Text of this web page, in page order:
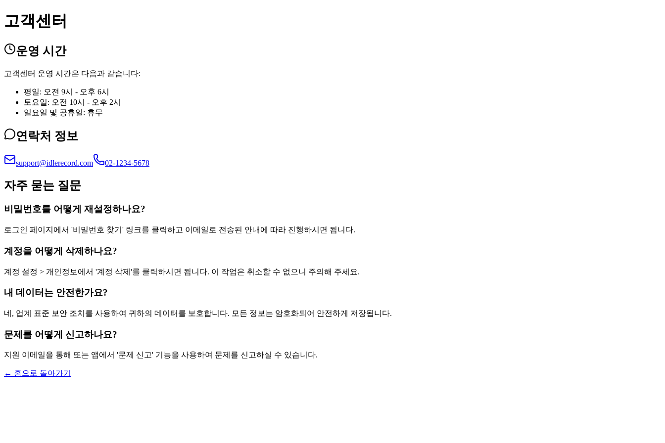
고객센터
운영 시간
고객센터 운영 시간은 다음과 같습니다:
평일: 오전 9시 - 오후 6시
토요일: 오전 10시 - 오후 2시
일요일 및 공휴일: 휴무
연락처 정보
support@idlerecord.com 02-1234-5678
자주 묻는 질문
비밀번호를 어떻게 재설정하나요?
로그인 페이지에서 '비밀번호 찾기' 링크를 클릭하고 이메일로 전송된 안내에 따라 진행하시면 됩니다.
계정을 어떻게 삭제하나요?
계정 설정 > 개인정보에서 '계정 삭제'를 클릭하시면 됩니다. 이 작업은 취소할 수 없으니 주의해 주세요.
내 데이터는 안전한가요?
네, 업계 표준 보안 조치를 사용하여 귀하의 데이터를 보호합니다. 모든 정보는 암호화되어 안전하게 저장됩니다.
문제를 어떻게 신고하나요?
지원 이메일을 통해 또는 앱에서 '문제 신고' 기능을 사용하여 문제를 신고하실 수 있습니다.
← 홈으로 돌아가기